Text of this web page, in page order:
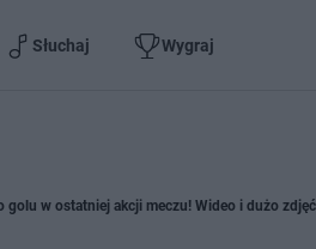
Słuchaj Wygraj
golu w ostatniej akcji meczu! Wideo i dużo zdjęć